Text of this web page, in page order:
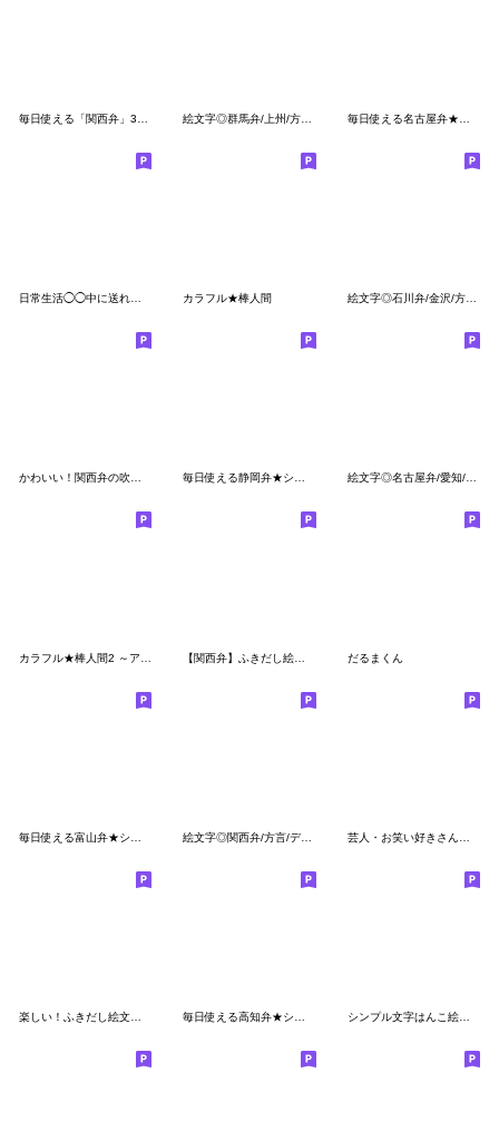
カラフル★棒人間 絵文字◎石川弁/金沢/方言/デコ文字
かわいい！関西弁の吹き出し絵文字♪ 毎日使える静岡弁★シンプル手書き吹き出し 絵文字◎名古屋弁/愛知/方言/デコ文字
だるまくん
絵文字◎関西弁/方言/デコ文字
楽しい！ふきだし絵文字セット②【文字編】 毎日使える高知弁★シンプル手書き吹き出し シンプル文字はんこ絵文字